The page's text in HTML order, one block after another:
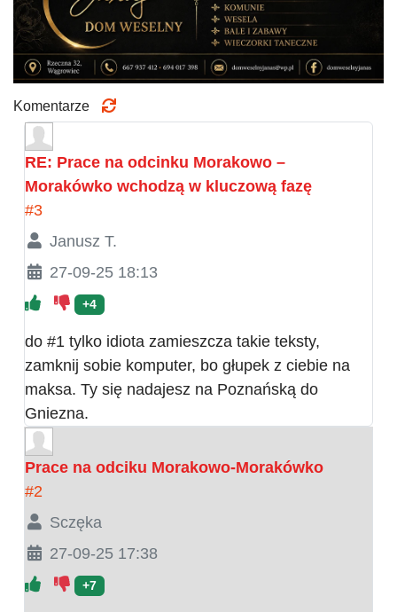
Komentarze
RE: Prace na odcinku Morakowo –
Morakówko wchodzą w kluczową fazę
#3
Janusz T.
27-09-25 18:13
+4
do #1 tylko idiota zamieszcza takie teksty,
zamknij sobie komputer, bo głupek z ciebie na
maksa. Ty się nadajesz na Poznańską do
Gniezna.
Prace na odciku Morakowo-Morakówko
#2
Sczęka
27-09-25 17:38
+7